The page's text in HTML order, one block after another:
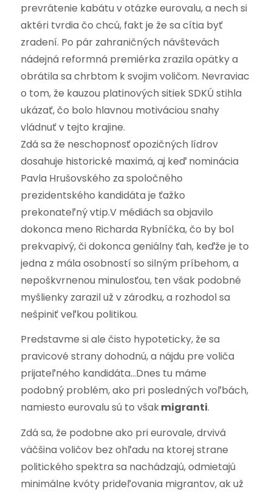
prevrátenie kabátu v otázke eurovalu, a nech si
aktéri tvrdia čo chcú, fakt je že sa cítia byť
zradení. Po pár zahraničných návštevách
nádejná reformná premiérka zrazila opätky a
obrátila sa chrbtom k svojim voličom. Nevraviac
o tom, že kauzou platinových sitiek SDKÚ stihla
ukázať, čo bolo hlavnou motiváciou snahy
vládnuť v tejto krajine.
Zdá sa že neschopnosť opozičných lídrov
dosahuje historické maximá, aj keď nominácia
Pavla Hrušovského za spoločného
prezidentského kandidáta je ťažko
prekonateľný vtip.V médiách sa objavilo
dokonca meno Richarda Rybníčka, čo by bol
prekvapivý, či dokonca geniálny ťah, keďže je to
jedna z mála osobností so silným príbehom, a
nepoškvrnenou minulosťou, ten však podobné
myšlienky zarazil už v zárodku, a rozhodol sa
nešpiniť veľkou politikou.
Predstavme si ale čisto hypoteticky, že sa
pravicové strany dohodnú, a nájdu pre voliča
prijateľného kandidáta…Dnes tu máme
podobný problém, ako pri posledných voľbách,
namiesto eurovalu sú to všakmigranti.
Zdá sa, že podobne ako pri eurovale, drvivá
väčšina voličov bez ohľadu na ktorej strane
politického spektra sa nachádzajú, odmietajú
minimálne kvóty prideľovania migrantov, ak už